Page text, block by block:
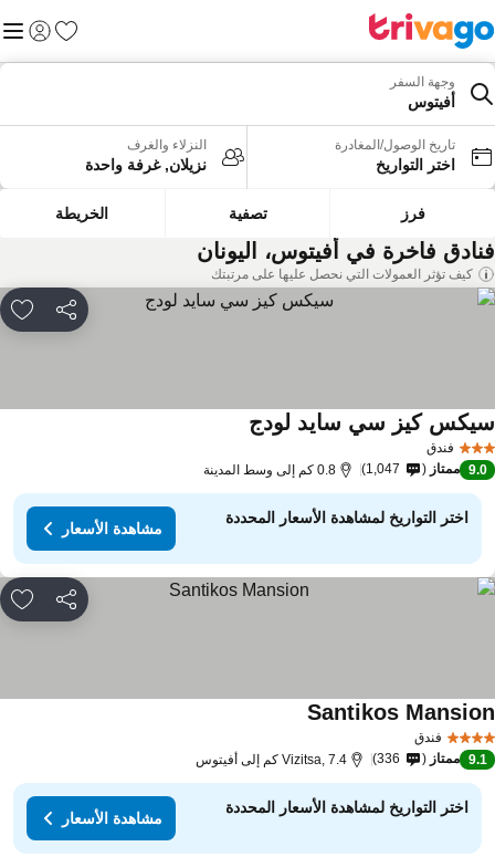
المفضلة
تسجيل
وجهة السفر
أفيتوس
تاريخ الوصول/المغادرة
اختر التواريخ
النزلاء والغرف
نزيلان, غرفة واحدة
فرز تصفية الخريطة
فاخرة في أفيتوس، اليونان
كيف تؤثر العمولات التي نحصل عليها على مرتبتك
مشاركة
فندق
كيز سي سايد لودجمشاهدة الأسعار
9.0 ممتاز 1,047 0.8 كم إلى وسط المدينة
اختر التواريخ لمشاهدة الأسعار المحددة
مشاهدة الأسعار
مشاركة
فندق
Santikosمشاهدة الأسعار
9.1 ممتاز 336 Vizitsa, 7.4 كم إلى أفيتوس
اختر التواريخ لمشاهدة الأسعار المحددة
مشاهدة الأسعار